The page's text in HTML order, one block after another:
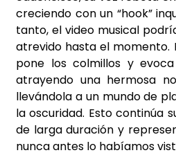
creciendo con un “hook”
tanto, el video musical
atrevido hasta el momento.
pone los colmillos y
atrayendo una hermosa
llevándola a un mundo de
la oscuridad. Esto continúa
de larga duración y
nunca antes lo habíamos